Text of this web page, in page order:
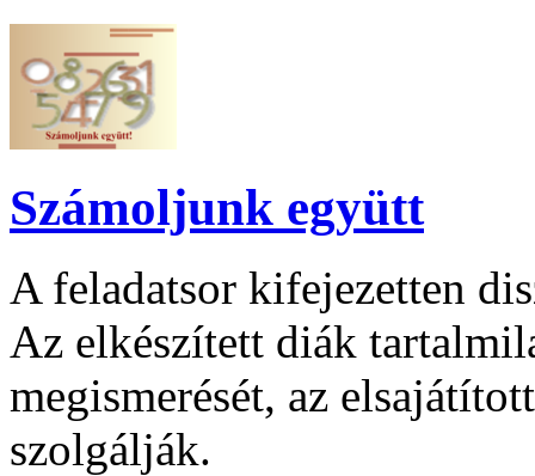
Számoljunk együtt
A feladatsor kifejezetten
Az elkészített diák
megismerését, az
szolgálják.